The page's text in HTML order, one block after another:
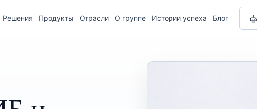
Решения Продукты Отрасли О группе Истории успеха Блог